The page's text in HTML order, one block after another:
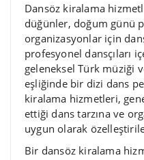
Dansöz kiralama
düğünler, doğum günü
organizasyonlar için
profesyonel dansçıları
geleneksel Türk müziği
eşliğinde bir dizi dans
kiralama hizmetleri,
ettiği dans tarzına ve
uygun olarak
Bir dansöz kiralama